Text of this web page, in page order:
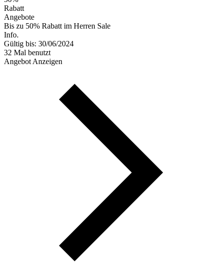
Rabatt
Angebote
Bis zu 50% Rabatt im Herren Sale
Info.
Gültig bis: 30/06/2024
32 Mal benutzt
Angebot Anzeigen